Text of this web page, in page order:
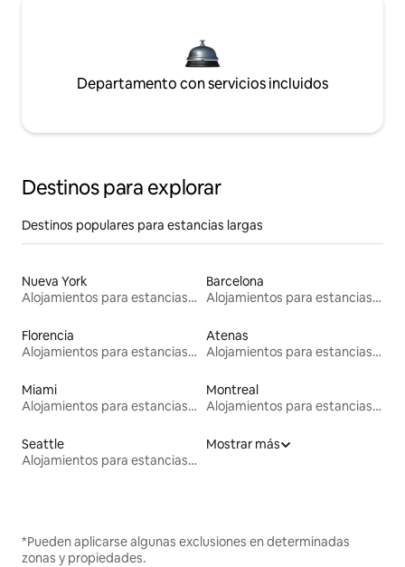
Departamento con servicios incluidos
Destinos para explorar
Destinos populares para estancias largas
Nueva York
Alojamientos para estancias largas
Barcelona
Alojamientos para estancias largas
Florencia
Alojamientos para estancias largas
Atenas
Alojamientos para estancias largas
Miami
Alojamientos para estancias largas
Montreal
Alojamientos para estancias largas
Seattle
Alojamientos para estancias largas
Mostrar más
*Pueden aplicarse algunas exclusiones en determinadas
zonas y propiedades.